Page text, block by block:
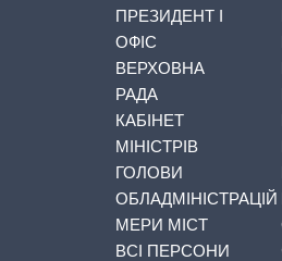
ПРЕЗИДЕНТ І
ОФІС
ВЕРХОВНА
РАДА
КАБІНЕТ
МІНІСТРІВ
ГОЛОВИ
ОБЛАДМІНІСТРАЦІЙ
МЕРИ МІСТ
ВСІ ПЕРСОНИ